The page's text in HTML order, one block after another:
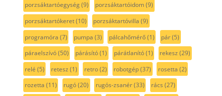
porzsáktartóegység(9) porzsáktartóidom(9)
porzsáktartókeret(10) porzsáktartóvilla (9)
programóra (7) pumpa (3) pálcahőmérő(1) pár(5)
páraelszívó(50) párásító(1) párátlanító(1) rekesz (29)
relé (5) retesz (1) retro(2) robotgép(37) rosetta (2)
rozetta (11) rugó(20) rugós-zsanér(33) rács (27)